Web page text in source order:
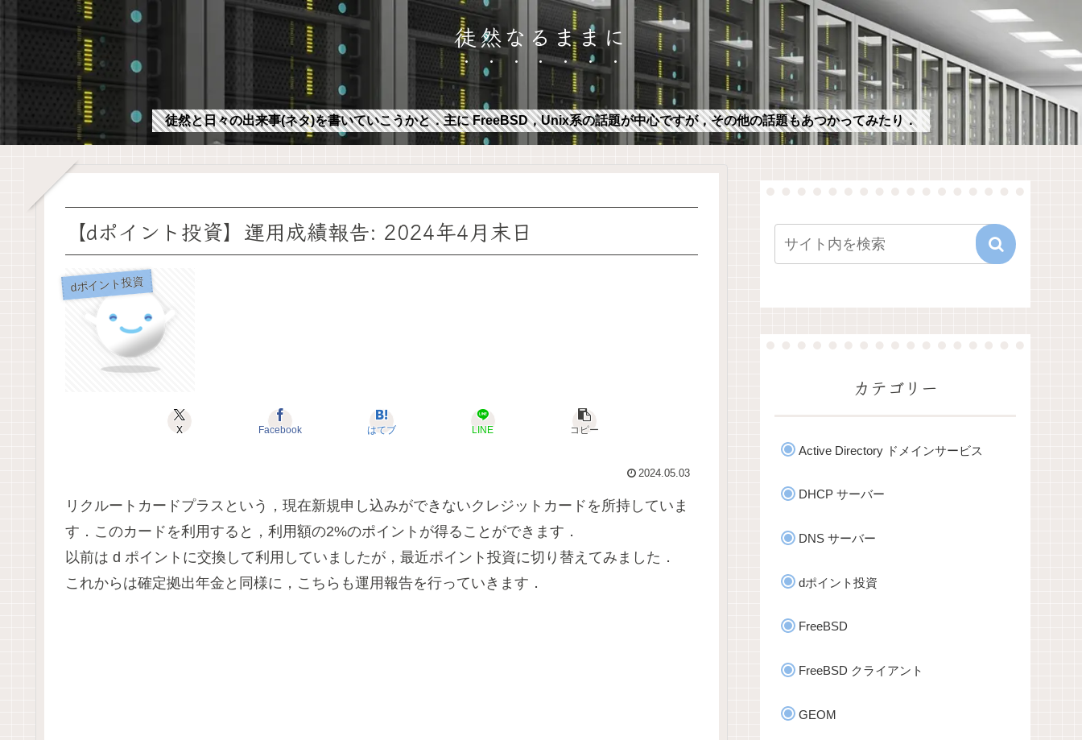
徒然なるままに
徒然と日々の出来事(ネタ)を書いていこうかと．主に FreeBSD，Unix系の話題が中心ですが，その他の話題もあつかってみたり．
【dポイント投資】運用成績報告: 2024年4月末日
dポイント投資
X Facebook はてブ LINE コピー
2024.05.03
リクルートカードプラスという，現在新規申し込みができないクレジットカードを所持していま
す．このカードを利用すると，利用額の2%のポイントが得ることができます．
以前は d ポイントに交換して利用していましたが，最近ポイント投資に切り替えてみました．
これからは確定拠出年金と同様に，こちらも運用報告を行っていきます．
カテゴリー
Active Directory ドメインサービス
DHCP サーバー
DNS サーバー
dポイント投資
FreeBSD
FreeBSD クライアント
GEOM